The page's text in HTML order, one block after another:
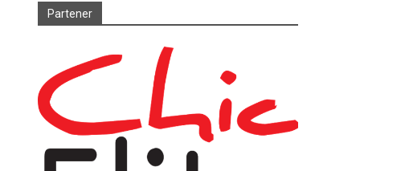
Partener